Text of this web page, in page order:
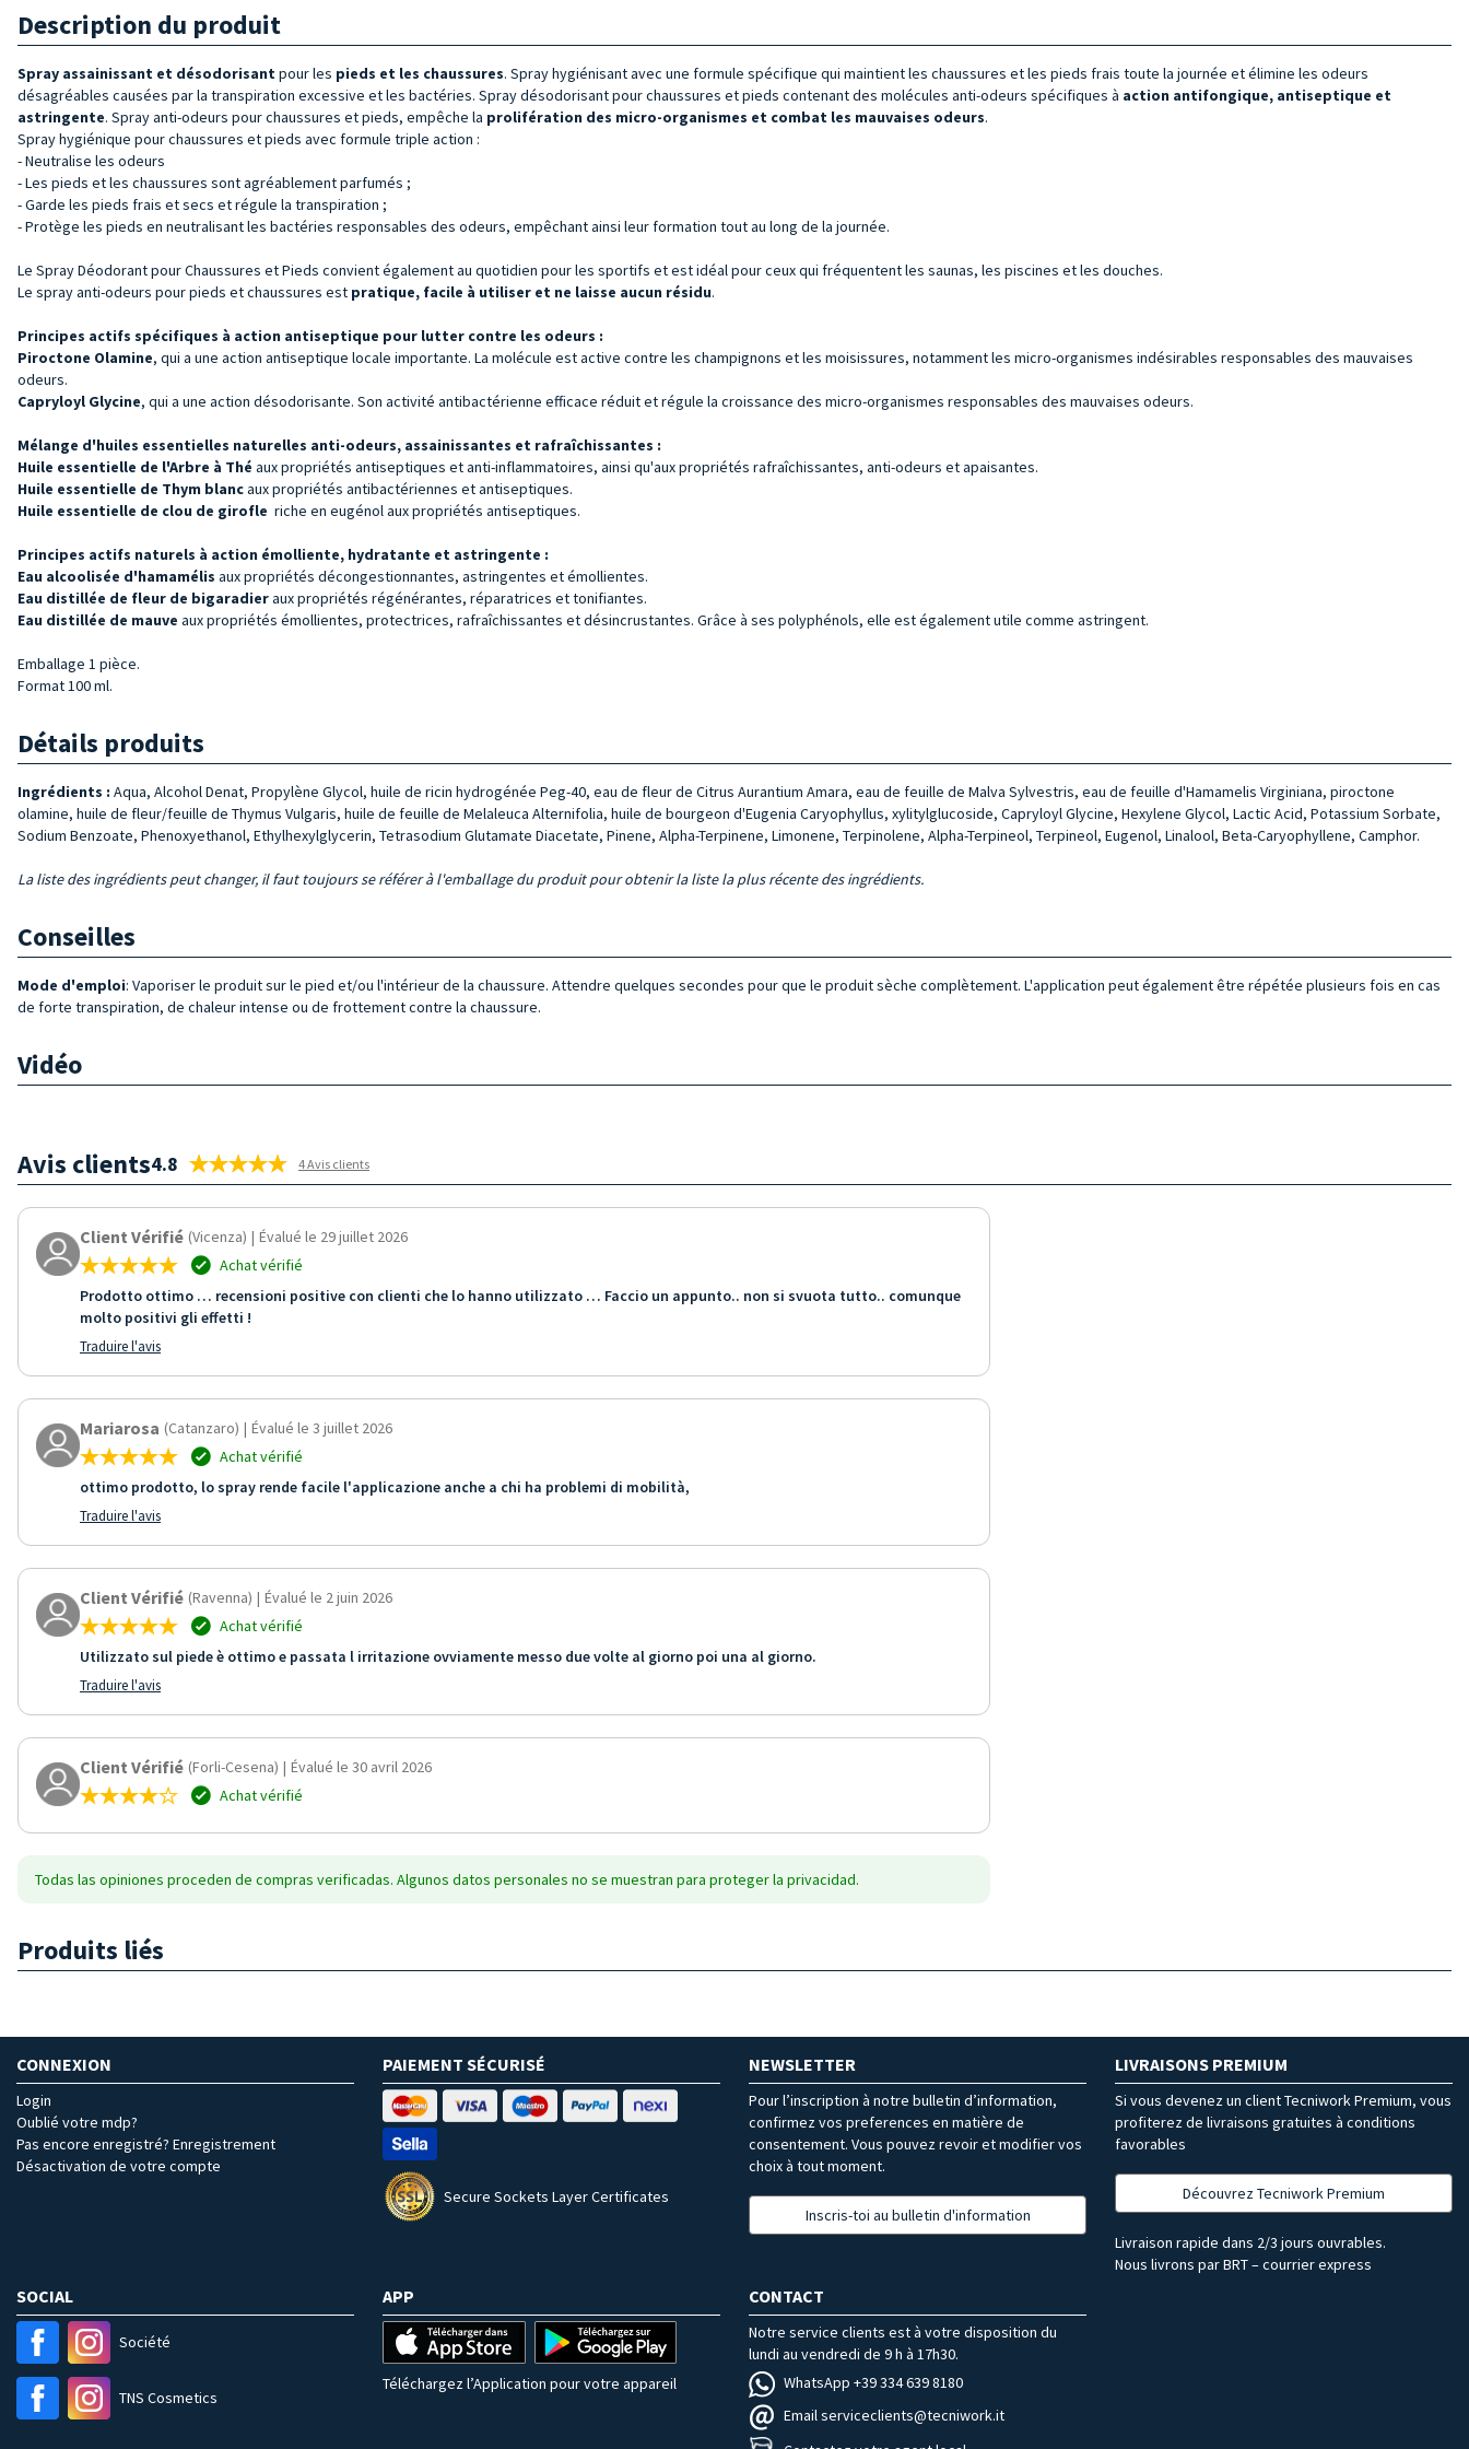
Description du produit
Spray assainissant et désodorisantpour les pieds et les chaussures. Spray hygiénisant avec une formule spécifique qui maintient les chaussures et les pieds frais toute la journée et élimine les odeurs
désagréables causées par la transpiration excessive et les bactéries. Spray désodorisant pour chaussures et pieds contenant des molécules anti-odeurs spécifiques à action antifongique, antiseptique et
astringente. Spray anti-odeurs pour chaussures et pieds, empêche la prolifération des micro-organismes et combat les mauvaises odeurs.
Spray hygiénique pour chaussures et pieds avec formule triple action :
- Neutralise les odeurs
- Les pieds et les chaussures sont agréablement parfumés ;
- Garde les pieds frais et secs et régule la transpiration ;
- Protège les pieds en neutralisant les bactéries responsables des odeurs, empêchant ainsi leur formation tout au long de la journée.
Le Spray Déodorant pour Chaussures et Pieds convient également au quotidien pour les sportifs et est idéal pour ceux qui fréquentent les saunas, les piscines et les douches.
Le spray anti-odeurs pour pieds et chaussures est pratique, facile à utiliser et ne laisse aucun résidu.
Principes actifs spécifiques à action antiseptique pour lutter contre les odeurs :
Piroctone Olamine, qui a une action antiseptique locale importante. La molécule est active contre les champignons et les moisissures, notamment les micro-organismes indésirables responsables des mauvaises
odeurs.
Capryloyl Glycine, qui a une action désodorisante. Son activité antibactérienne efficace réduit et régule la croissance des micro-organismes responsables des mauvaises odeurs.
Mélange d'huiles essentielles naturelles anti-odeurs, assainissantes et rafraîchissantes :
Huile essentielle de l'Arbre à Thé aux propriétés antiseptiques et anti-inflammatoires, ainsi qu'aux propriétés rafraîchissantes, anti-odeurs et apaisantes.
Huile essentielle de Thym blancaux propriétés antibactériennes et antiseptiques.
Huile essentielle de clou de girofle riche en eugénol aux propriétés antiseptiques.
Principes actifs naturels à action émolliente, hydratante et astringente :
Eau alcoolisée d'hamamélis aux propriétés décongestionnantes, astringentes et émollientes.
Eau distillée de fleur de bigaradieraux propriétés régénérantes, réparatrices et tonifiantes.
Eau distillée de mauve aux propriétés émollientes, protectrices, rafraîchissantes et désincrustantes. Grâce à ses polyphénols, elle est également utile comme astringent.
Emballage 1 pièce.
Format 100 ml.
Détails produits
Ingrédients : Aqua, Alcohol Denat, Propylène Glycol, huile de ricin hydrogénée Peg-40, eau de fleur de Citrus Aurantium Amara, eau de feuille de Malva Sylvestris, eau de feuille d'Hamamelis Virginiana, piroctone
olamine, huile de fleur/feuille de Thymus Vulgaris, huile de feuille de Melaleuca Alternifolia, huile de bourgeon d'Eugenia Caryophyllus, xylitylglucoside, Capryloyl Glycine, Hexylene Glycol, Lactic Acid, Potassium Sorbate,
Sodium Benzoate, Phenoxyethanol, Ethylhexylglycerin, Tetrasodium Glutamate Diacetate, Pinene, Alpha-Terpinene, Limonene, Terpinolene, Alpha-Terpineol, Terpineol, Eugenol, Linalool, Beta-Caryophyllene, Camphor.
La liste des ingrédients peut changer, il faut toujours se référer à l'emballage du produit pour obtenir la liste la plus récente des ingrédients.
Conseilles
Mode d'emploi: Vaporiser le produit sur le pied et/ou l'intérieur de la chaussure. Attendre quelques secondes pour que le produit sèche complètement. L'application peut également être répétée plusieurs fois en cas
de forte transpiration, de chaleur intense ou de frottement contre la chaussure.
Vidéo
Avis clients4.8 4 Avis clients
Client Vérifié (Vicenza) | Évalué le 29 juillet 2026
Achat vérifié
Prodotto ottimo … recensioni positive con clienti che lo hanno utilizzato … Faccio un appunto.. non si svuota tutto.. comunque
molto positivi gli effetti !
Traduire l'avis
Mariarosa (Catanzaro) | Évalué le 3 juillet 2026
Achat vérifié
ottimo prodotto, lo spray rende facile l'applicazione anche a chi ha problemi di mobilità,
Traduire l'avis
Client Vérifié (Ravenna) | Évalué le 2 juin 2026
Achat vérifié
Utilizzato sul piede è ottimo e passata l irritazione ovviamente messo due volte al giorno poi una al giorno.
Traduire l'avis
Client Vérifié (Forli-Cesena) | Évalué le 30 avril 2026
Achat vérifié
Todas las opiniones proceden de compras verificadas. Algunos datos personales no se muestran para proteger la privacidad.
Produits liés
CONNEXION
Login
Oublié votre mdp?
Pas encore enregistré? Enregistrement
Désactivation de votre compte
PAIEMENT SÉCURISÉ
Secure Sockets Layer Certificates
NEWSLETTER
Pour l’inscription à notre bulletin d’information,
confirmez vos preferences en matière de
consentement. Vous pouvez revoir et modifier vos
choix à tout moment.
Inscris-toi au bulletin d'information
LIVRAISONS PREMIUM
Si vous devenez un client Tecniwork Premium, vous
profiterez de livraisons gratuites à conditions
favorables
Découvrez Tecniwork Premium
Livraison rapide dans 2/3 jours ouvrables.
Nous livrons par BRT – courrier express
SOCIAL
Société
TNS Cosmetics
APP
Téléchargez l’Application pour votre appareil
CONTACT
Notre service clients est à votre disposition du
lundi au vendredi de 9 h à 17h30.
WhatsApp +39 334 639 8180
Email serviceclients@tecniwork.it